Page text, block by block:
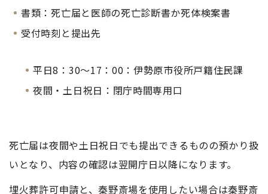
書類：死亡届と医師の死亡診断書か死体検案書
受付時刻と提出先
平日8：30～17：00：伊勢原市役所戸籍住民課
夜間・土日祝日：閉庁時間専用口
死亡届は夜間や土日祝日でも提出できるものの預かり扱
いとなり、内容の確認は翌開庁日以降になります。
埋火葬許可申請と、秦野斎場を使用したい場合は秦野斎